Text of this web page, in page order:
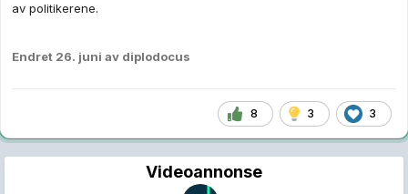
av politikerene.
Endret 26. juni av diplodocus
8 3 3
Videoannonse